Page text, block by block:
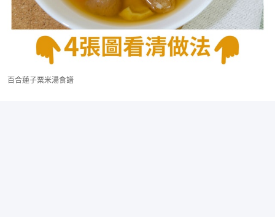
百合蓮子粟米湯食譜